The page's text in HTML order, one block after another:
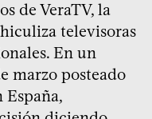
de VeraTV, la
televisoras
En un
marzo posteado
España,